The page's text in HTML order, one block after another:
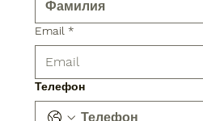
Email *
Телефон